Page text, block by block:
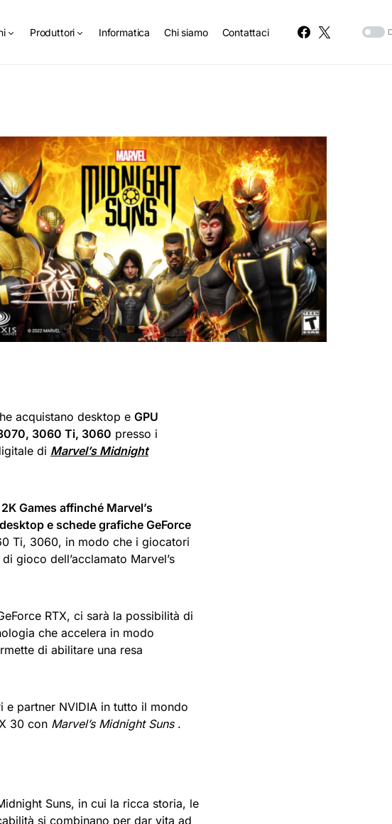
Produttori Informatica Chi siamo Contattaci
acquistano desktop e GPU
3060 Ti, 3060 presso i
di Marvel’s Midnight
Games affinché Marvel’s
e schede grafiche GeForce
Ti, 3060, in modo che i giocatori
gioco dell’acclamato Marvel’s
RTX, ci sarà la possibilità di
che accelera in modo
di abilitare una resa
e partner NVIDIA in tutto il mondo
30 con Marvel’s Midnight Suns.
Suns, in cui la ricca storia, le
si combinano per dar vita ad